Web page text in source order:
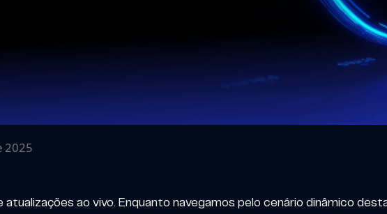
2025
atualizações ao vivo. Enquanto navegamos pelo cenário dinâmico